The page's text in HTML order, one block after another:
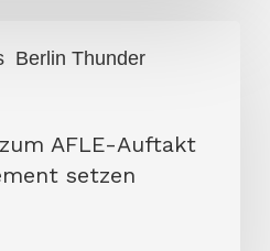
Berlin Thunder
AFLE-Auftakt
setzen